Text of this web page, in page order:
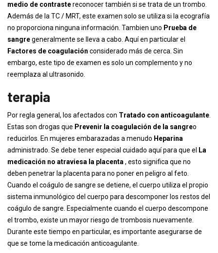
medio de contrastereconocer también si se trata de un trombo.
Además de la TC / MRT, este examen solo se utiliza si la ecografía
no proporciona ninguna información. Tambien uno Prueba de
sangregeneralmente se lleva a cabo. Aquí en particular el
Factores de coagulación considerado más de cerca. Sin
embargo, este tipo de examen es solo un complemento y no
reemplaza al ultrasonido.
terapia
Por regla general, los afectados con Tratado con anticoagulante
Estas son drogas que Prevenir la coagulación de la sangreo
reducirlos. En mujeres embarazadas a menudo Heparina
administrado. Se debe tener especial cuidado aquí para que el
La
medicación no atraviesa la placenta , esto significa que no
deben penetrar la placenta para no poner en peligro al feto.
Cuando el coágulo de sangre se detiene, el cuerpo utiliza el propio
sistema inmunológico del cuerpo para descomponer los restos del
coágulo de sangre. Especialmente cuando el cuerpo descompone
el trombo, existe un mayor riesgo de trombosis nuevamente.
Durante este tiempo en particular, es importante asegurarse de
que se tome la medicación anticoagulante.